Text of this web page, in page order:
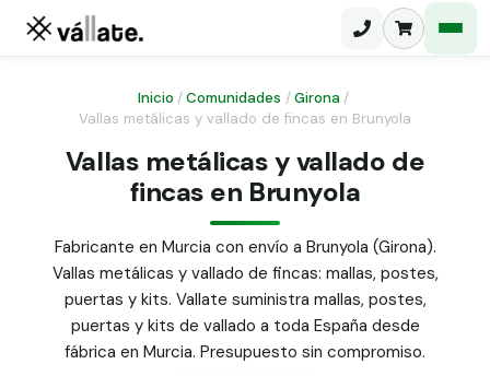
Malla ganadera
Malla simple torsión
Malla triple torsión
Panel malla H.
Puerta abatible dos hojas
Puerta acceso peatonal
Poste malla Hércules
Poste malla simple torsión
Alambre de espino galvanizado
Inicio /Comunidades / Girona /
Vallas metálicas y vallado de fincas en Brunyola
Vallas metálicas y vallado de
fincas en Brunyola
Fabricante en Murcia con envío a Brunyola (Girona).
Vallas metálicas y vallado de fincas: mallas, postes,
puertas y kits. Vallate suministra mallas, postes,
puertas y kits de vallado a toda España desde
fábrica en Murcia. Presupuesto sin compromiso.